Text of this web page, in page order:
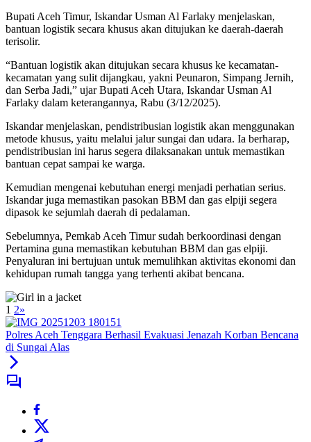
Bupati Aceh Timur, Iskandar Usman Al Farlaky menjelaskan,
bantuan logistik secara khusus akan ditujukan ke daerah-daerah
terisolir.
“Bantuan logistik akan ditujukan secara khusus ke kecamatan-
kecamatan yang sulit dijangkau, yakni Peunaron, Simpang Jernih,
dan Serba Jadi,” ujar Bupati Aceh Utara, Iskandar Usman Al
Farlaky dalam keterangannya, Rabu (3/12/2025).
Iskandar menjelaskan, pendistribusian logistik akan menggunakan
metode khusus, yaitu melalui jalur sungai dan udara. Ia berharap,
pendistribusian ini harus segera dilaksanakan untuk memastikan
bantuan cepat sampai ke warga.
Kemudian mengenai kebutuhan energi menjadi perhatian serius.
Iskandar juga memastikan pasokan BBM dan gas elpiji segera
dipasok ke sejumlah daerah di pedalaman.
Sebelumnya, Pemkab Aceh Timur sudah berkoordinasi dengan
Pertamina guna memastikan kebutuhan BBM dan gas elpiji.
Penyaluran ini bertujuan untuk memulihkan aktivitas ekonomi dan
kehidupan rumah tangga yang terhenti akibat bencana.
1 2»
Polres Aceh Tenggara Berhasil Evakuasi Jenazah Korban Bencana
di Sungai Alas